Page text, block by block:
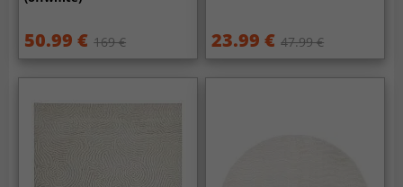
50.99 € 169 € 23.99 € 47.99 €